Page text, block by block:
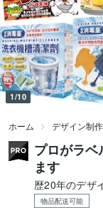
1/10
ホーム デザイン制作
プロがラベ
ます
歴20年のデザ
物品配送可能